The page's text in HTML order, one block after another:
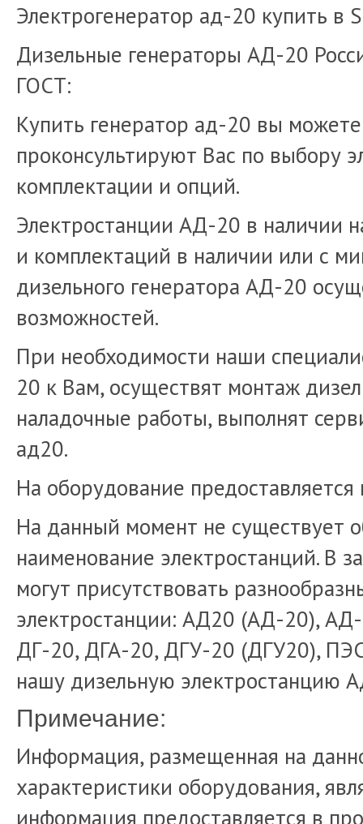
Электрогенератор ад-20 купить в
Дизельные генераторы АД-20
ГОСТ:
Купить генератор ад-20 вы
проконсультируют Вас по выбору
комплектации и опций.
Электростанции АД-20 в наличии
и комплектаций в наличии или с
дизельного генератора АД-20
возможностей.
При необходимости наши
20 к Вам, осуществят монтаж
наладочные работы, выполнят
ад20.
На оборудование предоставляется
На данный момент не существует
наименование электростанций. В
могут присутствовать
электростанции: АД20 (АД-20),
ДГ-20, ДГА-20, ДГУ-20 (ДГУ20),
нашу дизельную электростанцию
Примечание:
Информация, размещенная на
характеристики оборудования,
информация предоставляется в